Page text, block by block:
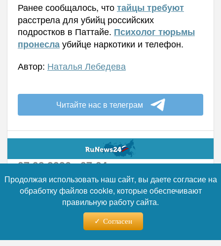
Ранее сообщалось, чтотайцы требуют
расстрела для убийц российских
подростков в Паттайе. Психолог тюрьмы
пронеслаубийце наркотики и телефон.
Автор: Наталья Лебедева
Читайте нас в телеграм
07.08.2026 - 07:04
Локомотив ЕС сдает позиции:
вклад Германии в экономику
союза обвалился до
минимума за 15 лет
Продолжая использовать наш сайт, вы даете согласие на
обработку файлов cookie, которые обеспечивают
правильную работу сайта.
Согласен